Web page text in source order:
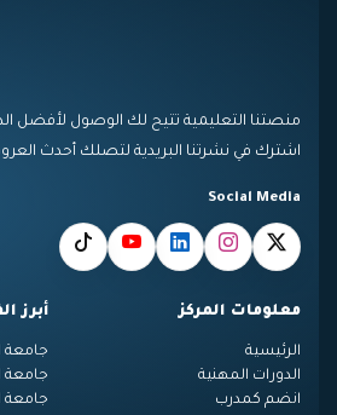
منصتنا التعليمية تتيح لك الوصول لأفضل
اشترك في نشرتنا البريدية لتصلك أحدث
Social Media
معلومات المركز
الرئيسية
الدورات المهنية
انضم كمدرب
أبرز
جامعة
جامعة
جامعة